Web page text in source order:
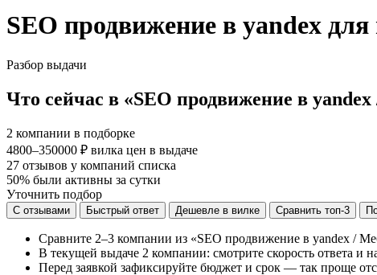
SEO продвижение в yandex
Разбор выдачи
Что сейчас в «SEO продвижение в
2 компании в подборке
4800–350000 ₽ вилка цен в выдаче
27 отзывов у компаний списка
50% были активны за сутки
Уточнить подбор
С отзывами Быстрый ответ Дешевле в вилке Сравнить топ-3
Сравните 2–3 компании из «SEO продвижение в yandex /
В текущей выдаче 2 компании: смотрите скорость ответа и
Перед заявкой зафиксируйте бюджет и срок — так проще